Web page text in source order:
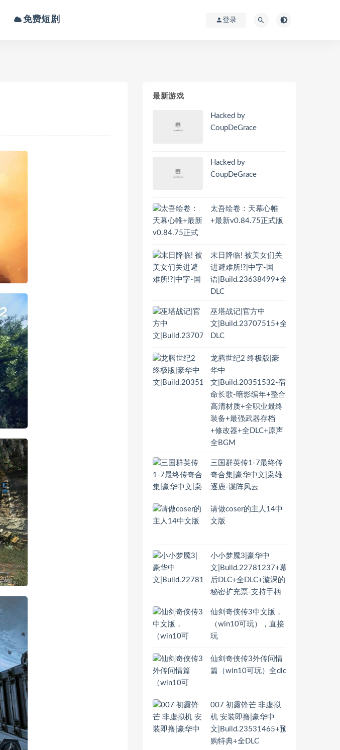
免费短剧 登录
最新游戏
Hacked by
CoupDeGrace
Hacked by
CoupDeGrace
太吾绘卷：天幕心帷
+最新v0.84.75正式版
末日降临! 被美女们关
进避难所!?|中字-国
语|Build.23638499+全
DLC
巫塔战记|官方中
文|Build.23707515+全
DLC
龙腾世纪2 终极版|豪
华中
文|Build.20351532-宿
命长歌-暗影编年+整合
高清材质+全职业最终
装备+最强武器存档
+修改器+全DLC+原声
全BGM
三国群英传1-7最终传
奇合集|豪华中文|枭雄
逐鹿-谋阵风云
请做coser的主人14中
文版
小小梦魇3|豪华中
文|Build.22781237+幕
后DLC+全DLC+漩涡的
秘密扩充票-支持手柄
仙剑奇侠传3中文版，
（win10可玩），直接
玩
仙剑奇侠传3外传问情
篇（win10可玩）全dlc
007 初露锋芒 非虚拟
机 安装即撸|豪华中
文|Build.23531465+预
购特典+全DLC